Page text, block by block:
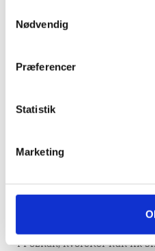
Nødvendig
Præferencer
Statistik
Marketing
Skrzypczak,
Født: 02-
Død: 29-06-
Viborgs forskellige
som flygtning fra 2.
børn af en godsforvalter.
i Poznan, hvorefter hun fik